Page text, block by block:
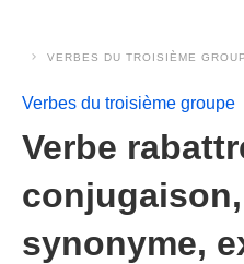
VERBES DU TROISIÈME
Verbes du troisième groupe
Verbe
synonyme,